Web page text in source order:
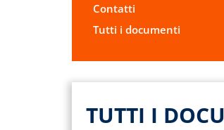
Contatti
Tutti i documenti
TUTTI I